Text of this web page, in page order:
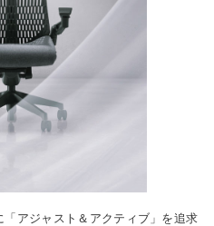
アジャスト＆アクティブ」を追求